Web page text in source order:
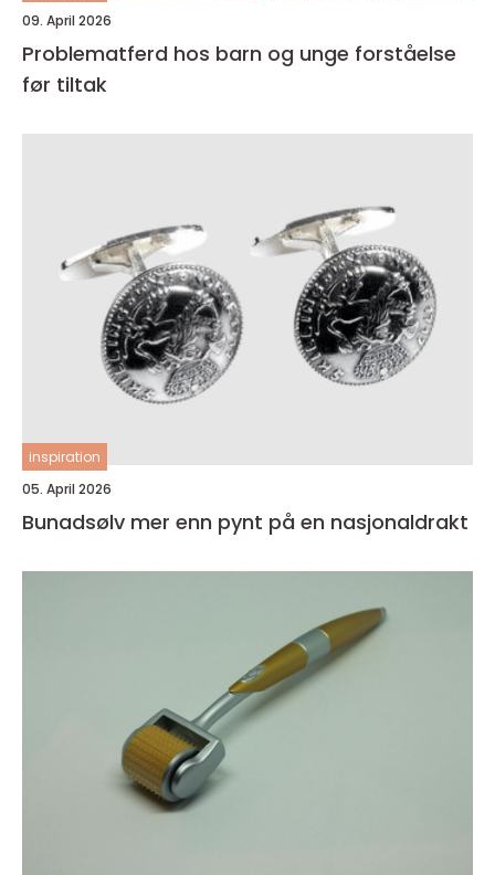
09. April 2026
Problematferd hos barn og unge forståelse
før tiltak
inspiration
05. April 2026
Bunadsølv mer enn pynt på en nasjonaldrakt